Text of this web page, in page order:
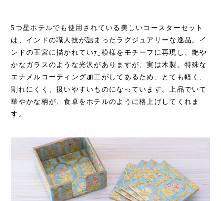
5つ星ホテルでも使用されている美しいコースターセット
は、インドの職人技が詰まったラグジュアリーな逸品。イ
ンドの王宮に描かれていた模様をモチーフに再現し、艶や
かなガラスのような光沢がありますが、実は木製。特殊な
エナメルコーティング加工がしてあるため、とても軽く、
割れにくく、扱いやすいものになっています。上品でいて
華やかな柄が、食卓をホテルのように格上げしてくれま
す。